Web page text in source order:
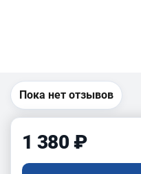
Пока нет отзывов
1 380 ₽